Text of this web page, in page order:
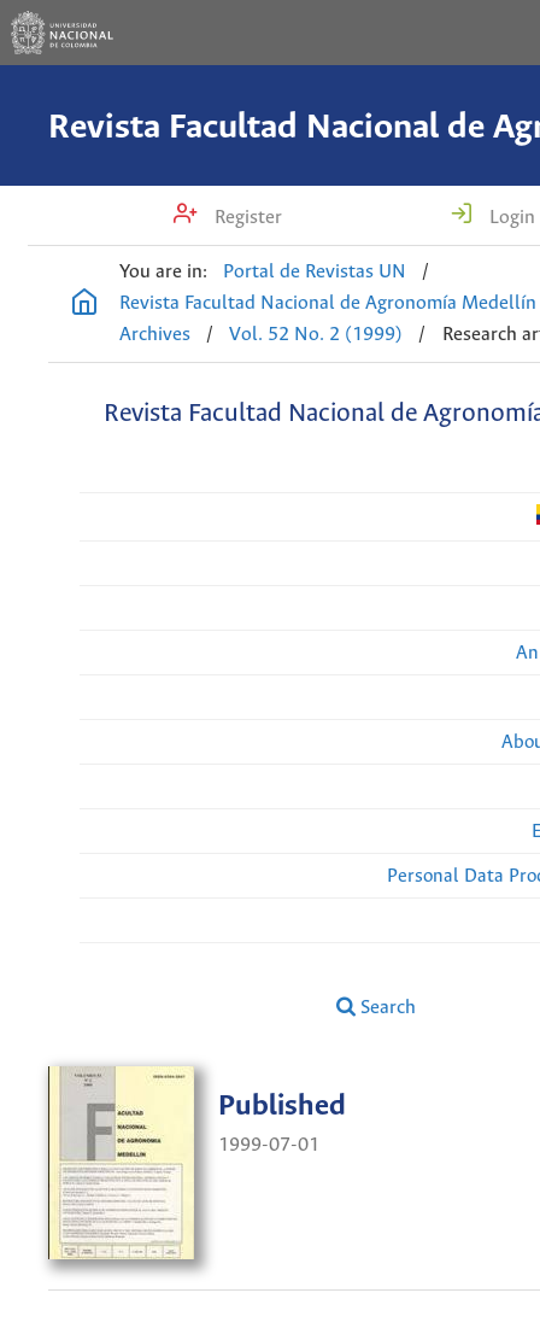
Register Login
You are in: Portal de Revistas UN
/
Revista Facultad Nacional de Agronomía Medellín
Archives
/ Vol. 52 No. 2 (1999) / Research
Revista Facultad Nacional de
Personal Data
Search
Published
1999-07-01